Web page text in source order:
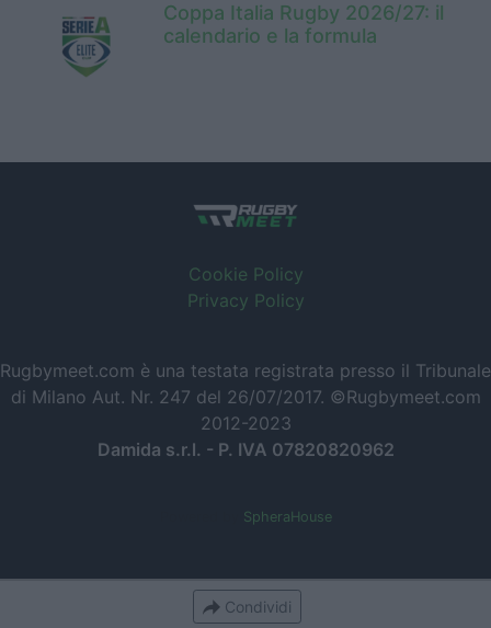
Coppa Italia Rugby 2026/27: il
calendario e la formula
Cookie Policy
Privacy Policy
Rugbymeet.com è una testata registrata presso il Tribunale
di Milano Aut. Nr. 247 del 26/07/2017. ©Rugbymeet.com
2012-2023
Damida s.r.l. - P. IVA 07820820962
SpheraHouse
Condividi